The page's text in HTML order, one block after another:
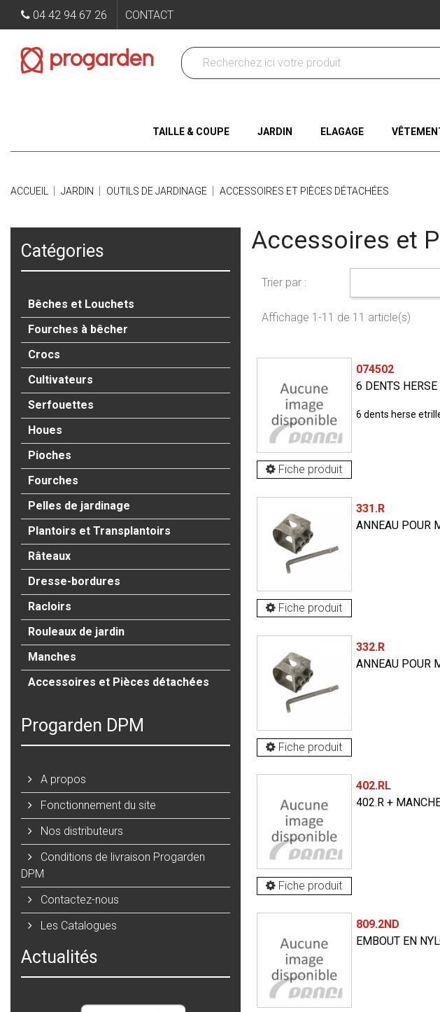
04 42 94 67 26 CONTACT
TAILLE & COUPE JARDIN ELAGAGE
ACCUEIL JARDIN OUTILS DE JARDINAGE ACCESSOIRES ET PIÈCES DÉTACHÉES
Catégories
Bêches et Louchets
Fourches à bêcher
Crocs
Cultivateurs
Serfouettes
Houes
Pioches
Fourches
Pelles de jardinage
Plantoirs et Transplantoirs
Râteaux
Dresse-bordures
Racloirs
Rouleaux de jardin
Manches
Accessoires et Pièces détachées
Progarden DPM
A propos
Fonctionnement du site
Nos distributeurs
Conditions de livraison Progarden
DPM
Contactez-nous
Les Catalogues
Actualités
Accessoires et
Trier par :
Affichage 1-11 de 11 article(s)
Fiche produit
074502
6 DENTS
6 dents herse
Fiche produit
331.R
ANNEAU POUR
Fiche produit
332.R
ANNEAU POUR
Fiche produit
402.RL
402.R +
809.2ND
EMBOUT EN